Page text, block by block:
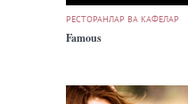
РЕСТОРАНЛАР ВА КАФЕЛАР
Famous